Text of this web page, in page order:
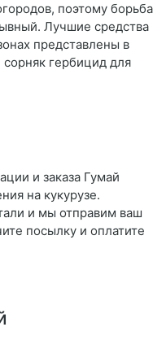
поэтому борьба
Лучшие средства
представлены в
гербицид для
и заказа Гумай
на кукурузе.
и мы отправим ваш
посылку и оплатите